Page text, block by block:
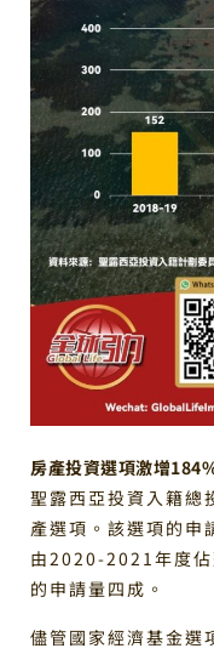
房產投資選項激增
聖露西亞投資入籍總
產選項。該選項的
由2020-2021年度
的申請量四成。
儘管國家經濟基金選